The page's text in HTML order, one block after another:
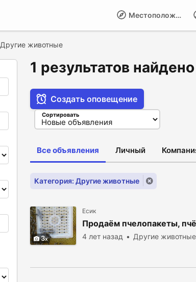
Местоположение
Другие животные
1 результатов
Создать оповещение
Сортировать
Все объявления Личный
Категория: Другие животные
3
Есик
Продаём пчелопакеты,
4 лет назад Другие животные